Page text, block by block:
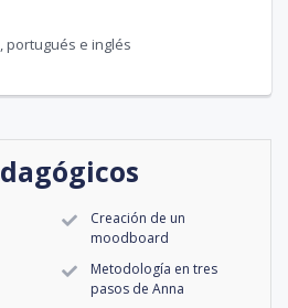
portugués e inglés
Creación de un
moodboard
Metodología en tres
pasos de Anna